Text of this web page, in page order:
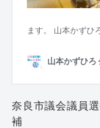
奈良市議会議員
補